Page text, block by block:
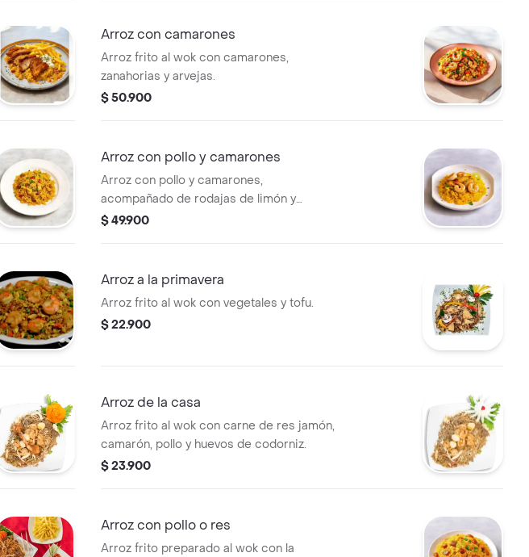
Arroz con camarones
Arroz frito al wok con camarones,
zanahorias y arvejas.
$ 50.900
Arroz con pollo y camarones
Arroz con pollo y camarones,
acompañado de rodajas de limón y
decorado con perejil.
$ 49.900
Arroz a la primavera
Arroz frito al wok con vegetales y tofu.
$ 22.900
Arroz de la casa
Arroz frito al wok con carne de res jamón,
camarón, pollo y huevos de codorniz.
$ 23.900
Arroz con pollo o res
Arroz frito preparado al wok con la